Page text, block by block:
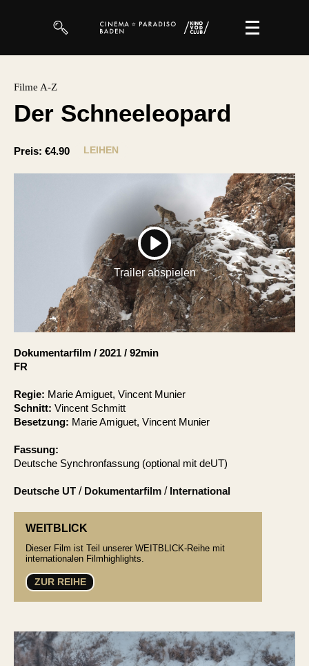
Magazin
Filmpakete
Gutscheine
& Filmpässe
Account
Filme A-Z
Der Schneeleopard
Preis: €4.90 LEIHEN
PLAY
Trailer abspielen
Dokumentarfilm / 2021 / 92min
FR
Regie: Marie Amiguet, Vincent Munier
Schnitt: Vincent Schmitt
Besetzung: Marie Amiguet, Vincent Munier
Fassung:
Deutsche Synchronfassung (optional mit deUT)
Deutsche UT / Dokumentarfilm / International
WEITBLICK
Dieser Film ist Teil unserer WEITBLICK-Reihe mit
internationalen Filmhighlights.
ZUR REIHE